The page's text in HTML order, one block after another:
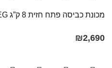
מכונת כביסה פתח חזית 8 ק”ג AEG א.א.ג דגם L7FE8432M
₪2,690